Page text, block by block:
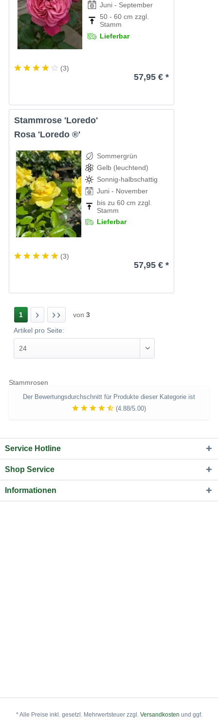
Juni - September
50 - 60 cm zzgl.
Stamm
Lieferbar
(3)
57,95 € *
Stammrose 'Loredo'
Rosa 'Loredo ®'
Sommergrün
Gelb (leuchtend)
Sonnig-halbschattig
Juni - November
bis zu 60 cm zzgl.
Stamm
Lieferbar
(3)
57,95 € *
1 von 3
Artikel pro Seite:
Stammrosen
Der Bewertungsdurchschnitt für Produkte dieser Kategorie ist
(4.88/5.00)
Service Hotline
Shop Service
Informationen
* Alle Preise inkl. gesetzl. Mehrwertsteuer zzgl. Versandkosten und ggf.